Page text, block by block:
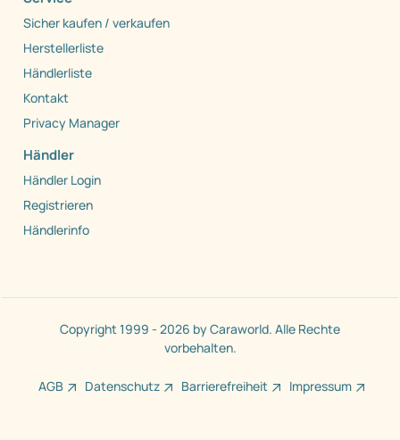
Sicher kaufen / verkaufen
Herstellerliste
Händlerliste
Kontakt
Privacy Manager
Händler
Händler Login
Registrieren
Händlerinfo
Copyright 1999 - 2026 by Caraworld. Alle Rechte
vorbehalten.
AGB Datenschutz Barrierefreiheit Impressum